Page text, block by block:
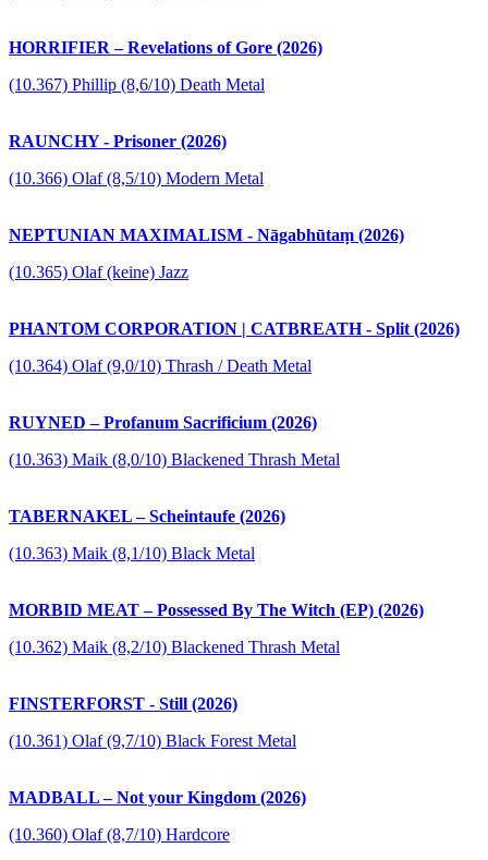
HORRIFIER – Revelations of Gore (2026)
(10.367) Phillip (8,6/10) Death Metal
RAUNCHY - Prisoner (2026)
(10.366) Olaf (8,5/10) Modern Metal
NEPTUNIAN MAXIMALISM - Nāgabhūtaṃ (2026)
(10.365) Olaf (keine) Jazz
PHANTOM CORPORATION | CATBREATH - Split (2026)
(10.364) Olaf (9,0/10) Thrash / Death Metal
RUYNED – Profanum Sacrificium (2026)
(10.363) Maik (8,0/10) Blackened Thrash Metal
TABERNAKEL – Scheintaufe (2026)
(10.363) Maik (8,1/10) Black Metal
MORBID MEAT – Possessed By The Witch (EP) (2026)
(10.362) Maik (8,2/10) Blackened Thrash Metal
FINSTERFORST - Still (2026)
(10.361) Olaf (9,7/10) Black Forest Metal
MADBALL – Not your Kingdom (2026)
(10.360) Olaf (8,7/10) Hardcore